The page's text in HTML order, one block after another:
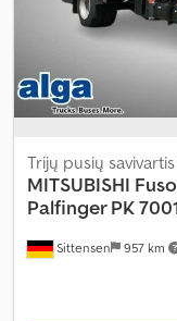
Sittensen 957 km
Trijų pusių
MITSUBISHI
Palfinger PK